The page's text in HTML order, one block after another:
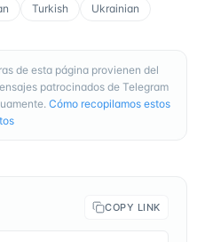
Turkish Ukrainian
de esta página provienen del
patrocinados de Telegram
Cómo recopilamos estos
COPY LINK